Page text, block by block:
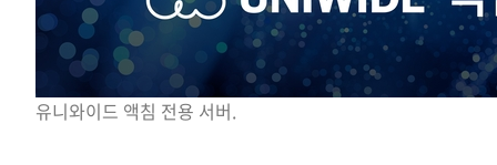
유니와이드 액침 전용 서버.